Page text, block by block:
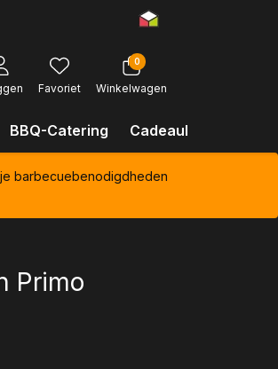
Favoriet
0
Winkelwagen
BBQ-Catering Cadeaubonnen
barbecuebenodigdheden
Primo